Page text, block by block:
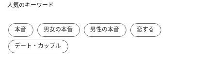
人気のキーワード
本音 男女の本音 男性の本音
恋する
デート・カップル